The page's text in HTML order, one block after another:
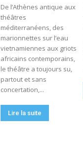
De l’Athènes antique aux
théâtres
méditerranéens, des
marionnettes sur l’eau
vietnamiennes aux griots
africains contemporains,
le théâtre a toujours su,
partout et sans
concertation,...
Lire la suite